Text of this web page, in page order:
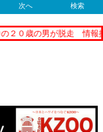
次へ 検索
０歳の男が脱走 情報提